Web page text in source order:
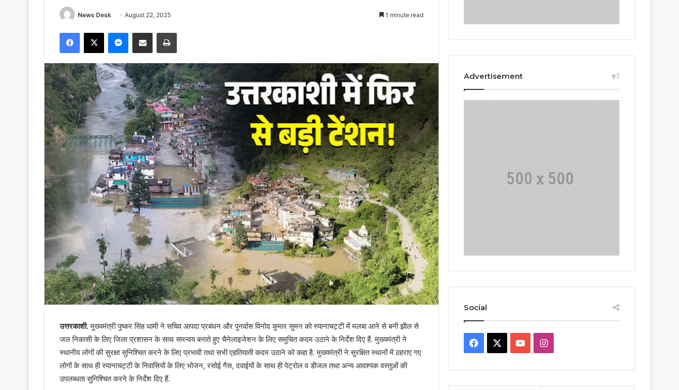
News Desk August 22, 2025 1 minute read
Facebook
X Messenger
Share via Email Print
उत्तरकाशी.मुख्यमंत्री पुष्कर सिंह धामी ने सचिव आपदा प्रबंधन और पुनर्वास विनोद कुमार सुमन को स्यानाचट्टी में मलबा आने से बनी झील से
जल निकासी के लिए जिला प्रशासन के साथ समन्वय बनाते हुए चैनेलाइजेशन के लिए समुचित कदम उठाने के निर्देश दिए हैं. मुख्यमंत्री ने
स्थानीय लोगों की सुरक्षा सुनिश्चित करने के लिए प्रभावी तथा सभी एहतियाती कदम उठाने को कहा है. मुख्यमंत्री ने सुरक्षित स्थानों में ठहराए गए
लोगों के साथ ही स्यानाचट्टी के निवासियों के लिए भोजन, रसोई गैस, दवाईयों के साथ ही पेट्रोल व डीजल तथा अन्य आवश्यक वस्तुओं की
उपलब्धता सुनिश्चित करने के निर्देश दिए हैं.
Advertisement
Social
Facebook YouTubeInstagram